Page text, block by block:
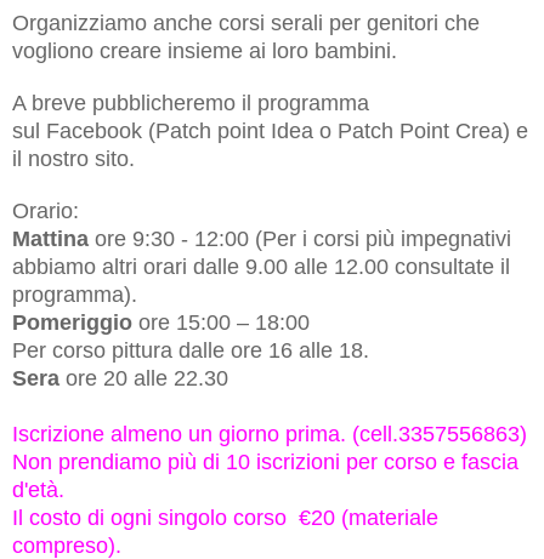
Organizziamo anche corsi serali per genitori che
vogliono creare insieme ai loro bambini.
A breve pubblicheremo il programma
sul Facebook (Patch point Idea o Patch Point Crea) e
il nostro sito.
Orario:
Mattina ore 9:30 - 12:00 (Per i corsi più impegnativi
abbiamo altri orari dalle 9.00 alle 12.00 consultate il
programma).
Pomeriggio ore 15:00 – 18:00
Per corso pittura dalle ore 16 alle 18.
Sera ore 20 alle 22.30
Iscrizione almeno un giorno prima. (cell.3357556863)
Non prendiamo più di 10 iscrizioni per corso e fascia
d'età.
Il costo di ogni singolo corso €20 (materiale
compreso).